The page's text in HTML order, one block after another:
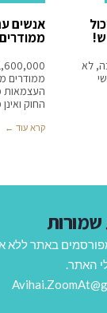
לא
אנשים
ממודרים
ממודרים
העצמאות
החוק
קרא עוד ←
שמורות
באתר ללא
האתר.